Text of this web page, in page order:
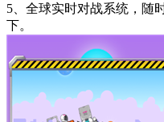
5、全球实时对战系统，随
下。